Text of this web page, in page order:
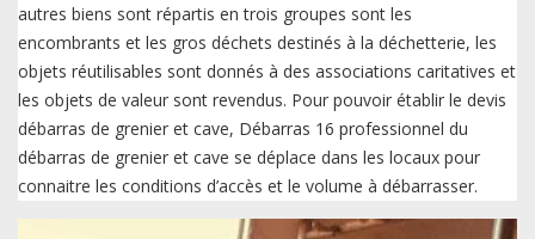
autres biens sont répartis en trois groupes sont les
encombrants et les gros déchets destinés à la déchetterie, les
objets réutilisables sont donnés à des associations caritatives et
les objets de valeur sont revendus. Pour pouvoir établir le devis
débarras de grenier et cave, Débarras 16 professionnel du
débarras de grenier et cave se déplace dans les locaux pour
connaitre les conditions d’accès et le volume à débarrasser.